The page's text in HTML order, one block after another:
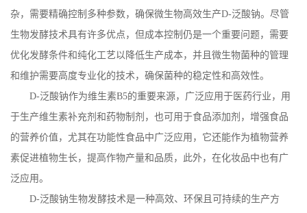
杂，需要精确控制多种参数，确保微生物高效生产D-泛酸钠。尽管
生物发酵技术具有许多优点，但成本控制仍是一个重要问题，需要
优化发酵条件和纯化工艺以降低生产成本，并且微生物菌种的管理
和维护需要高度专业化的技术，确保菌种的稳定性和高效性。
D-泛酸钠作为维生素B5的重要来源，广泛应用于医药行业，用
于生产维生素补充剂和药物制剂，也可用于食品添加剂，增强食品
的营养价值，尤其在功能性食品中广泛应用，它还能作为植物营养
素促进植物生长，提高作物产量和品质，此外，在化妆品中也有广
泛应用。
D-泛酸钠生物发酵技术是一种高效、环保且可持续的生产方